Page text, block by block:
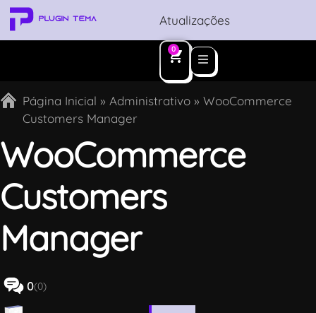
Atualizações
0
Página Inicial » Administrativo » WooCommerce
Customers Manager
WooCommerce
Customers
Manager
0(0)